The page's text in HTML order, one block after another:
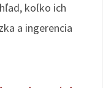
koľko ich
a ingerencia